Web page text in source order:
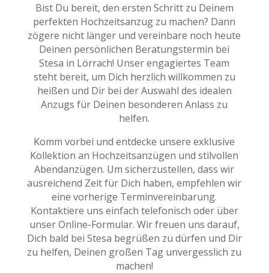
Bist Du bereit, den ersten Schritt zu Deinem
perfekten Hochzeitsanzug zu machen? Dann
zögere nicht länger und vereinbare noch heute
Deinen persönlichen Beratungstermin bei
Stesa in Lörrach! Unser engagiertes Team
steht bereit, um Dich herzlich willkommen zu
heißen und Dir bei der Auswahl des idealen
Anzugs für Deinen besonderen Anlass zu
helfen.
Komm vorbei und entdecke unsere exklusive
Kollektion an Hochzeitsanzügen und stilvollen
Abendanzügen. Um sicherzustellen, dass wir
ausreichend Zeit für Dich haben, empfehlen wir
eine vorherige Terminvereinbarung.
Kontaktiere uns einfach telefonisch oder über
unser Online-Formular. Wir freuen uns darauf,
Dich bald bei Stesa begrüßen zu dürfen und Dir
zu helfen, Deinen großen Tag unvergesslich zu
machen!